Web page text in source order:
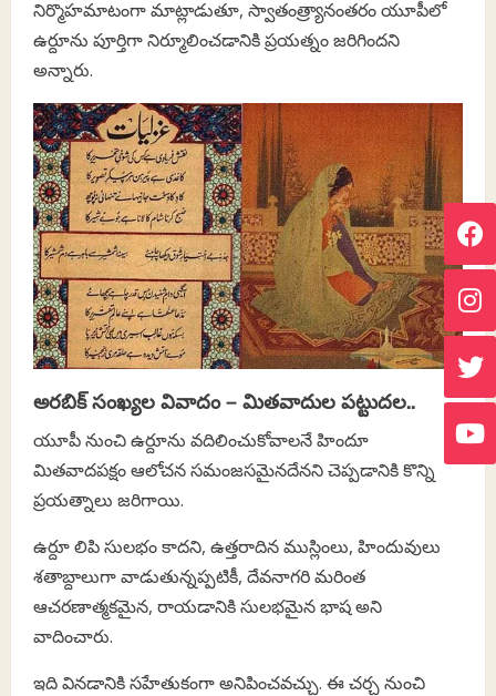
నిర్మొహమాటంగా మాట్లాడుతూ, స్వాతంత్ర్యానంతరం యూపీలో
ఉర్దూను పూర్తిగా నిర్మూలించడానికి ప్రయత్నం జరిగిందని
అన్నారు.
అరబిక్ సంఖ్యల వివాదం – మితవాదుల పట్టుదల..
యూపీ నుంచి ఉర్దూను వదిలించుకోవాలనే హిందూ
మితవాదపక్షం ఆలోచన సమంజసమైనదేనని చెప్పడానికి కొన్ని
ప్రయత్నాలు జరిగాయి.
ఉర్దూ లిపి సులభం కాదని, ఉత్తరాదిన ముస్లింలు, హిందువులు
శతాబ్దాలుగా వాడుతున్నప్పటికీ, దేవనాగరి మరింత
ఆచరణాత్మకమైన, రాయడానికి సులభమైన భాష అని
వాదించారు.
ఇది వినడానికి సహేతుకంగా అనిపించవచ్చు. ఈ చర్చ నుంచి